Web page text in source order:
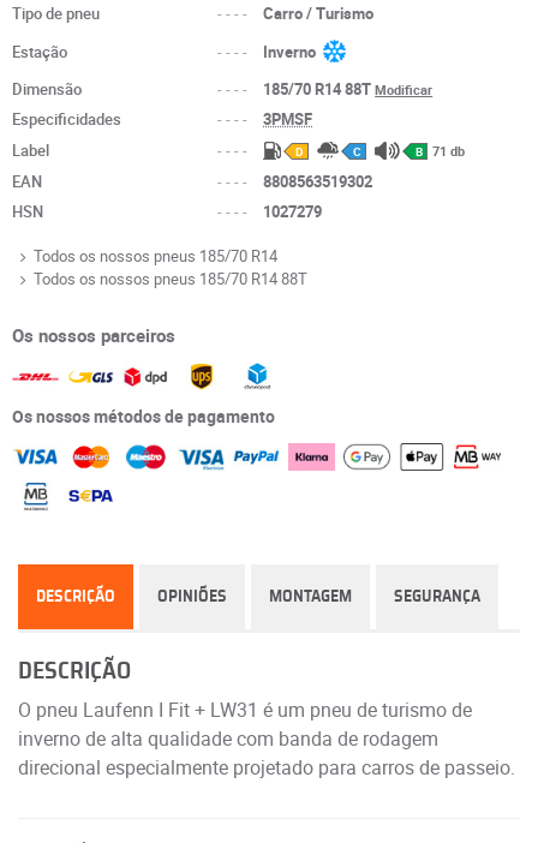
Tipo de pneu ----
Carro / Turismo
Estação
----
Inverno
Dimensão
---- 185/70 R14 88TModificar
Especificidades ----
3PMSF
Label
---- D C B 71 db
EAN ----
8808563519302
HSN
---- 1027279
Todos os nossos pneus 185/70 R14
Todos os nossos pneus 185/70 R14 88T
Os nossos parceiros
Os nossos métodos de pagamento
DESCRIÇÃO OPINIÕES MONTAGEM SEGURANÇA
DESCRIÇÃO
O pneu Laufenn I Fit + LW31 é um pneu de turismo de
inverno de alta qualidade com banda de rodagem
direcional especialmente projetado para carros de passeio.